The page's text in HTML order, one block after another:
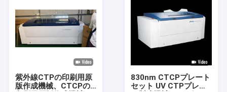
紫外線CTPの印刷用原
版作成機械、CTCPの
830nm CTCPプレート
セット UV CTPプレー